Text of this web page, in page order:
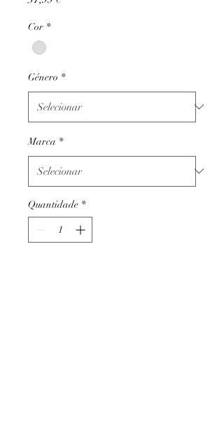
Cor *
Género *
Marca *
Quantidade *